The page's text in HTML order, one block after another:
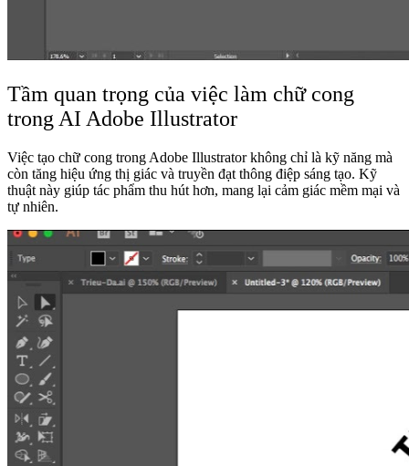
Tầm quan trọng của việc làm chữ cong
trong AI Adobe Illustrator
Việc tạo chữ cong trong Adobe Illustrator không chỉ là kỹ năng mà
còn tăng hiệu ứng thị giác và truyền đạt thông điệp sáng tạo. Kỹ
thuật này giúp tác phẩm thu hút hơn, mang lại cảm giác mềm mại và
tự nhiên.